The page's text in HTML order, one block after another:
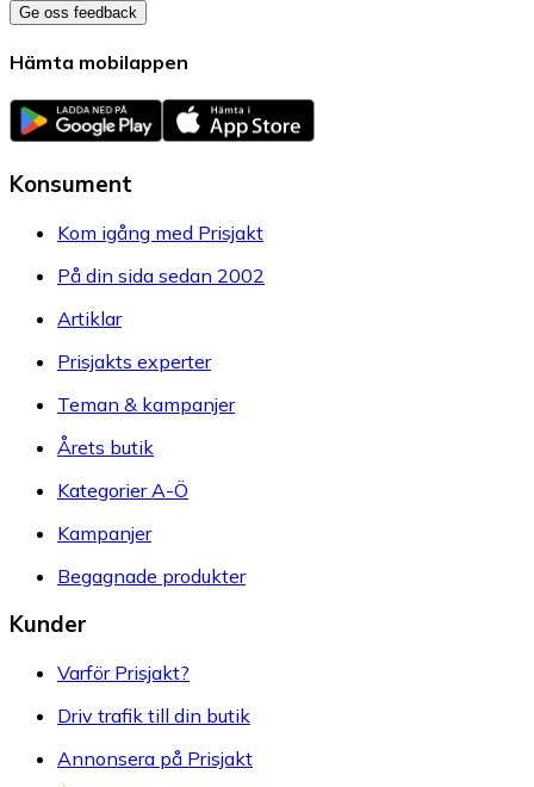
Ge oss feedback
Hämta mobilappen
Konsument
Kom igång med Prisjakt
På din sida sedan 2002
Artiklar
Prisjakts experter
Teman & kampanjer
Årets butik
Kategorier A-Ö
Kampanjer
Begagnade produkter
Kunder
Varför Prisjakt?
Driv trafik till din butik
Annonsera på Prisjakt